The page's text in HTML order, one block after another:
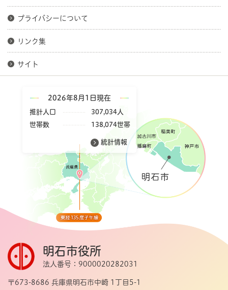
プライバシーについて
リンク集
サイト
2026年8月1日現在
推計人口
307,034人
世帯数
138,074世帯
統計情報
明石市役所
法人番号：9000020282031
〒673-8686 兵庫県明石市中崎 1丁目5-1